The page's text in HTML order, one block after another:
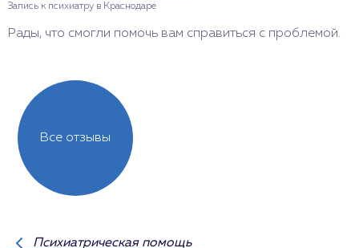
Запись к психиатру в Краснодаре
Рады, что смогли помочь вам справиться с проблемой.
Все отзывы
Психиатрическая помощь